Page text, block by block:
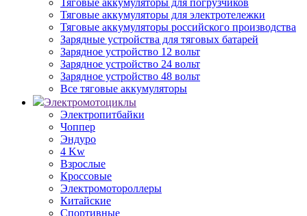
Тяговые аккумуляторы для погрузчиков
Тяговые аккумуляторы для электротележки
Тяговые аккумуляторы российского производства
Зарядные устройства для тяговых батарей
Зарядное устройство 12 вольт
Зарядное устройство 24 вольт
Зарядное устройство 48 вольт
Все тяговые аккумуляторы
Электромотоциклы
Электропитбайки
Чоппер
Эндуро
4 Kw
Взрослые
Кроссовые
Электромотороллеры
Китайские
Спортивные